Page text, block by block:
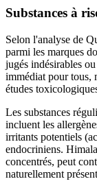
Substances à
Selon l'analyse de
parmi les marques
jugés indésirables
immédiat pour tous,
études
Les substances
incluent les
irritants potentiels
endocriniens.
concentrés, peut
naturellement